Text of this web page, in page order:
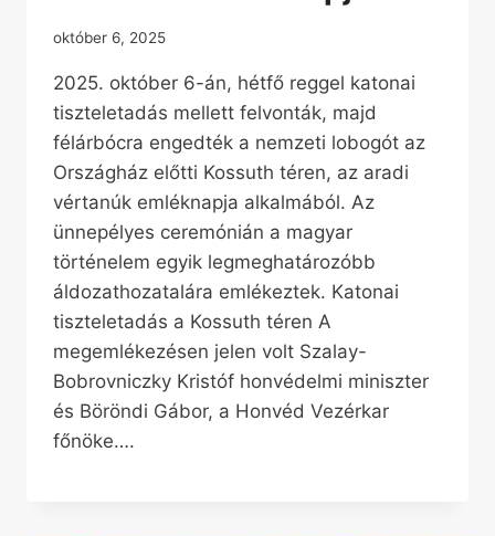
október 6, 2025
2025. október 6-án, hétfő reggel katonai
tiszteletadás mellett felvonták, majd
félárbócra engedték a nemzeti lobogót az
Országház előtti Kossuth téren, az aradi
vértanúk emléknapja alkalmából. Az
ünnepélyes ceremónián a magyar
történelem egyik legmeghatározóbb
áldozathozatalára emlékeztek. Katonai
tiszteletadás a Kossuth téren A
megemlékezésen jelen volt Szalay-
Bobrovniczky Kristóf honvédelmi miniszter
és Böröndi Gábor, a Honvéd Vezérkar
főnöke….